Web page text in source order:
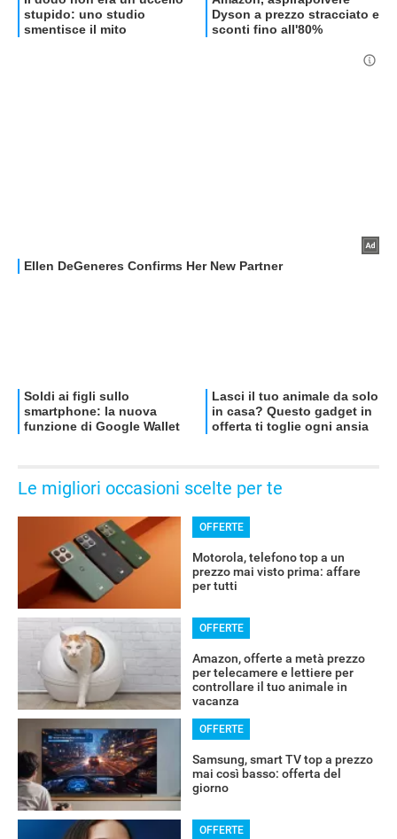
Le migliori occasioni scelte per te
OFFERTE
Motorola, telefono top a un
prezzo mai visto prima: affare
per tutti
OFFERTE
Amazon, offerte a metà prezzo
per telecamere e lettiere per
controllare il tuo animale in
vacanza
OFFERTE
Samsung, smart TV top a prezzo
mai così basso: offerta del
giorno
OFFERTE